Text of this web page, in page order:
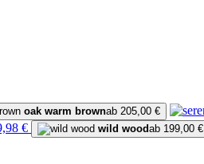
oak warm brownab 205,00 €
€ wild woodab 199,00 €